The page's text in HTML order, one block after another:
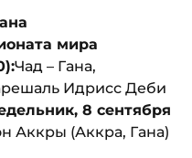
мира
Чад – Гана,
Идрисс Деби
8 сентября
Аккры (Аккра, Гана)